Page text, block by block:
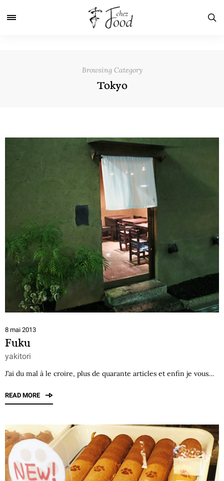
Browsing Category
Tokyo
8 mai 2013
Fuku
yakitori
J’ai du mal à le croire, plus de quarante articles et enfin je vous…
READ MORE